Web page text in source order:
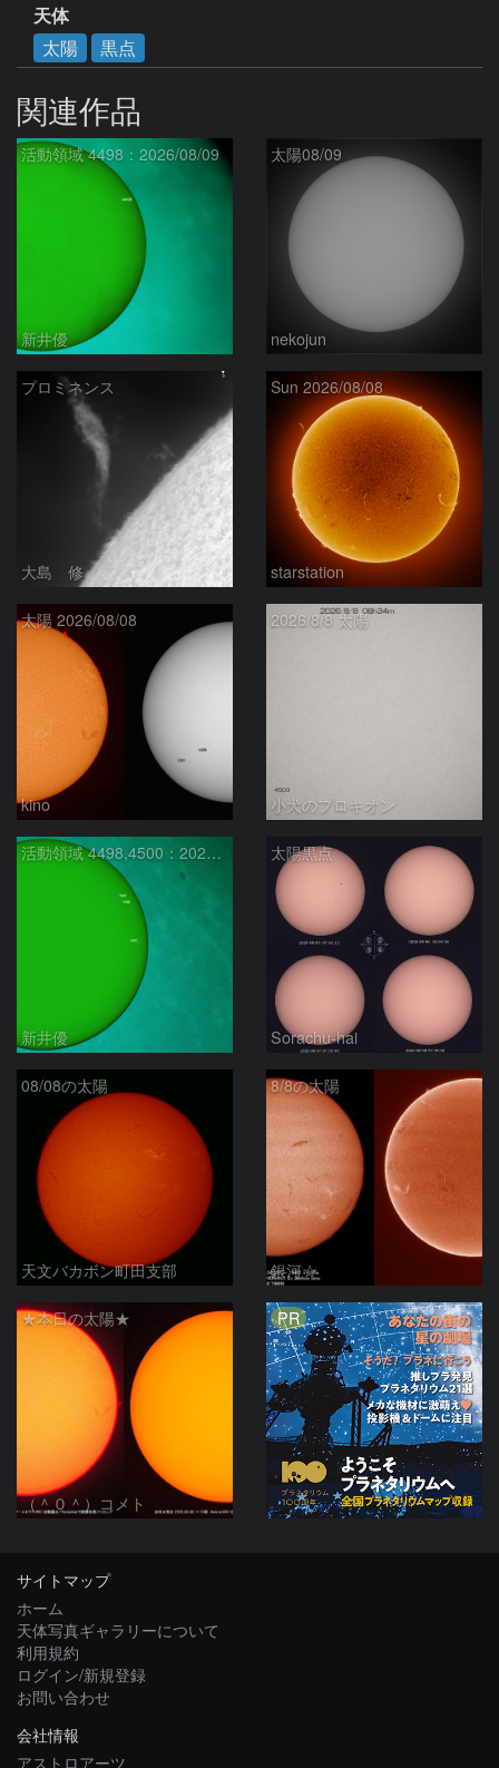
天体
太陽
黒点
関連作品
活動領域 4498：2026/08/09
新井優
太陽08/09
nekojun
プロミネンス
大島 修
Sun 2026/08/08
starstation
太陽 2026/08/08
kino
2026/8/8 太陽
小犬のプロキオン
活動領域 4498,4500：2026/08/08
新井優
太陽黒点
Sorachu-hai
08/08の太陽
天文バカボン町田支部
8/8の太陽
銀河☆
★本日の太陽★
（＾０＾）コメト
PR
サイトマップ
ホーム
天体写真ギャラリーについて
利用規約
ログイン/新規登録
お問い合わせ
会社情報
アストロアーツ